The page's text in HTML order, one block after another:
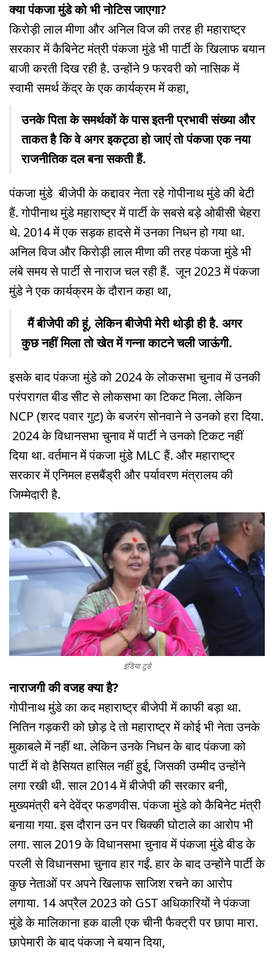
क्या पंकजा मुंडे को भी नोटिस जाएगा?
किरोड़ी लाल मीणा और अनिल विज की तरह ही महाराष्ट्र
सरकार में कैबिनेट मंत्री पंकजा मुंडे भी पार्टी के खिलाफ बयान
बाजी करती दिख रही है. उन्होंने 9 फरवरी को नासिक में
स्वामी समर्थ केंद्र के एक कार्यक्रम में कहा,
उनके पिता के समर्थकों के पास इतनी प्रभावी संख्या और
ताकत है कि वे अगर इकट्ठा हो जाएं तो पंकजा एक नया
राजनीतिक दल बना सकती हैं.
पंकजा मुंडे बीजेपी के कद्दावर नेता रहे गोपीनाथ मुंडे की बेटी
हैं. गोपीनाथ मुंडे महाराष्ट्र में पार्टी के सबसे बड़े ओबीसी चेहरा
थे. 2014 में एक सड़क हादसे में उनका निधन हो गया था.
अनिल विज और किरोड़ी लाल मीणा की तरह पंकजा मुंडे भी
लंबे समय से पार्टी से नाराज चल रही हैं. जून 2023 में पंकजा
मुंडे ने एक कार्यक्रम के दौरान कहा था,
मैं बीजेपी की हूं, लेकिन बीजेपी मेरी थोड़ी ही है. अगर
कुछ नहीं मिला तो खेत में गन्ना काटने चली जाऊंगी.
इसके बाद पंकजा मुंडे को 2024 के लोकसभा चुनाव में उनकी
परंपरागत बीड सीट से लोकसभा का टिकट मिला. लेकिन
NCP (शरद पवार गुट) के बजरंग सोनवाने ने उनको हरा दिया.
2024 के विधानसभा चुनाव में पार्टी ने उनको टिकट नहीं
दिया था. वर्तमान में पंकजा मुंडे MLC हैं. और महाराष्ट्र
सरकार में एनिमल हसबैंड्री और पर्यावरण मंत्रालय की
जिम्मेदारी है.
इंडिया टुडे
नाराजगी की वजह क्या है?
गोपीनाथ मुंडे का कद महाराष्ट्र बीजेपी में काफी बड़ा था.
नितिन गड़करी को छोड़ दे तो महाराष्ट्र में कोई भी नेता उनके
मुकाबले में नहीं था. लेकिन उनके निधन के बाद पंकजा को
पार्टी में वो हैसियत हासिल नहीं हुई, जिसकी उम्मीद उन्होंने
लगा रखी थी. साल 2014 में बीजेपी की सरकार बनी,
मुख्यमंत्री बने देवेंद्र फडणवीस. पंकजा मुंडे को कैबिनेट मंत्री
बनाया गया. इस दौरान उन पर चिक्की घोटाले का आरोप भी
लगा. साल 2019 के विधानसभा चुनाव में पंकजा मुंडे बीड के
परली से विधानसभा चुनाव हार गईं. हार के बाद उन्होंने पार्टी के
कुछ नेताओं पर अपने खिलाफ साजिश रचने का आरोप
लगाया. 14 अप्रैल 2023 को GST अधिकारियों ने पंकजा
मुंडे के मालिकाना हक वाली एक चीनी फैक्ट्री पर छापा मारा.
छापेमारी के बाद पंकजा ने बयान दिया,